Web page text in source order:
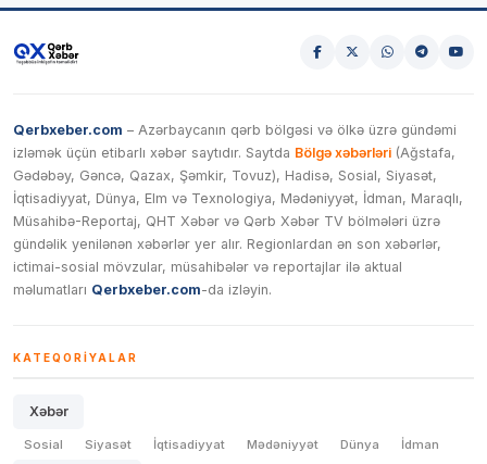
Qerbxeber.com – Azərbaycanın qərb bölgəsi və ölkə üzrə gündəmi
izləmək üçün etibarlı xəbər saytıdır. Saytda Bölgə xəbərləri (Ağstafa,
Gədəbəy, Gəncə, Qazax, Şəmkir, Tovuz), Hadisə, Sosial, Siyasət,
İqtisadiyyat, Dünya, Elm və Texnologiya, Mədəniyyət, İdman, Maraqlı,
Müsahibə-Reportaj, QHT Xəbər və Qərb Xəbər TV bölmələri üzrə
gündəlik yenilənən xəbərlər yer alır. Regionlardan ən son xəbərlər,
ictimai-sosial mövzular, müsahibələr və reportajlar ilə aktual
məlumatları Qerbxeber.com-da izləyin.
KATEQORIYALAR
Xəbər
Sosial Siyasət İqtisadiyyat Mədəniyyət Dünya İdman